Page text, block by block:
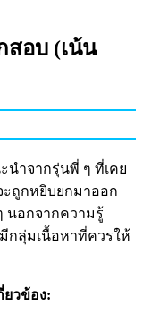
สอบ (เน้น
ำจากรุ่นพี่ ๆ ที่เคย
ถูกหยิบยกมาออก
นอกจากความรู้
กลุ่มเนื้อหาที่ควรให้
ยวข้อง: